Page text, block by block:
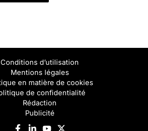
Conditions d’utilisation
Mentions légales
en matière de cookies
de confidentialité
Rédaction
Publicité